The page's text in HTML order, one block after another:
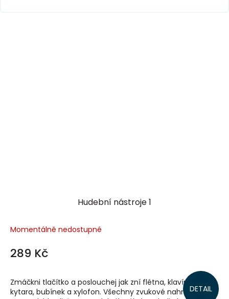
Hudební nástroje 1
Momentálně nedostupné
289 Kč
DETAIL
Zmáčkni tlačítko a poslouchej jak zní flétna, klavír, housle,
kytara, bubínek a xylofon. Všechny zvukové nahrávky jsou